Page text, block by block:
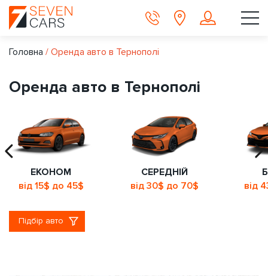
Головна / Оренда авто в Тернополі
Оренда авто в Тернополі
ЕКОНОМ
від 15$ до 45$
СЕРЕДНІЙ
від 30$ до 70$
від
Підбір авто